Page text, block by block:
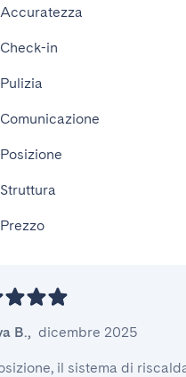
Accuratezza
Check-in
Pulizia
Comunicazione
Posizione
Struttura
Prezzo
B., dicembre 2025
il sistema di